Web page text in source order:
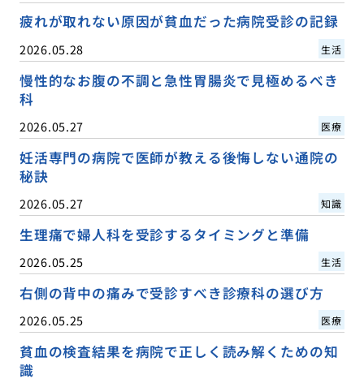
疲れが取れない原因が貧血だった病院受診の記録
2026.05.28 生活
慢性的なお腹の不調と急性胃腸炎で見極めるべき
科
2026.05.27 医療
妊活専門の病院で医師が教える後悔しない通院の
秘訣
2026.05.27 知識
生理痛で婦人科を受診するタイミングと準備
2026.05.25 生活
右側の背中の痛みで受診すべき診療科の選び方
2026.05.25 医療
貧血の検査結果を病院で正しく読み解くための知
識